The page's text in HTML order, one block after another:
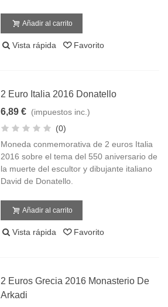
Añadir al carrito
Vista rápida Favorito
2 Euro Italia 2016 Donatello
6,89 € (impuestos inc.)
(0)
Moneda conmemorativa de 2 euros Italia
2016 sobre el tema del 550 aniversario de
la muerte del escultor y dibujante italiano
David de Donatello.
Añadir al carrito
Vista rápida Favorito
2 Euros Grecia 2016 Monasterio De
Arkadi